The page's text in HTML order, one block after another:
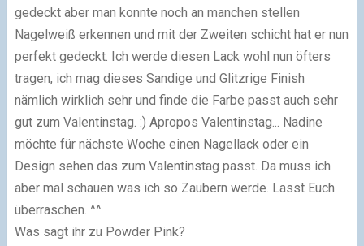
gedeckt aber man konnte noch an manchen stellen
Nagelweiß erkennen und mit der Zweiten schicht hat er nun
perfekt gedeckt. Ich werde diesen Lack wohl nun öfters
tragen, ich mag dieses Sandige und Glitzrige Finish
nämlich wirklich sehr und finde die Farbe passt auch sehr
gut zum Valentinstag. :) Apropos Valentinstag... Nadine
möchte für nächste Woche einen Nagellack oder ein
Design sehen das zum Valentinstag passt. Da muss ich
aber mal schauen was ich so Zaubern werde. Lasst Euch
überraschen. ^^
Was sagt ihr zu Powder Pink?